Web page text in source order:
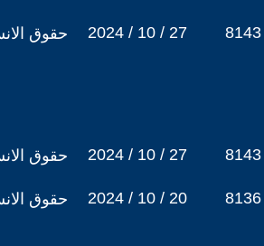
حقوق 2024 / 10 / 27 8143
حقوق 2024 / 10 / 27 8143
حقوق 2024 / 10 / 20 8136